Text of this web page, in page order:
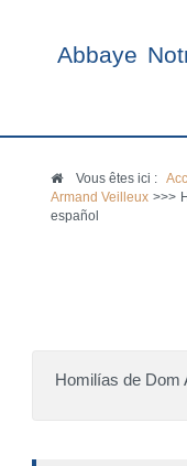
Abbaye
Vous êtes ici :
Armand Veilleux >>>
español
Homilías de Dom